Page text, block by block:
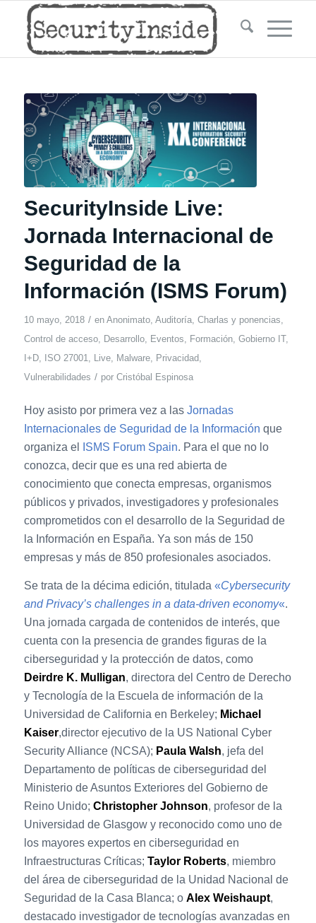
SecurityInside Live:
Jornada Internacional de
Seguridad de la
Información (ISMS Forum)
10 mayo, 2018 / en Anonimato, Auditoría, Charlas y ponencias
Control de acceso, Desarrollo, Eventos Formación, Gobierno IT,
I+D, ISO 27001 Live, Malware, Privacidad,
Vulnerabilidades / por Cristóbal Espinosa
Hoy asisto por primera vez a las Jornadas
Internacionales de Seguridad de la Información que
organiza el
ISMS Forum Spain. Para el que no lo
conozca, decir que es una red abierta de
conocimiento que conecta empresas, organismos
públicos y privados, investigadores y profesionales
comprometidos con el desarrollo de la Seguridad de
la Información en España. Ya son más de 150
empresas y más de 850 profesionales asociados.
Se trata de la décima edición, titulada «Cybersecurity
and Privacy’s challenges in a data-driven economy«.
Una jornada cargada de contenidos de interés, que
cuenta con la presencia de grandes figuras de la
ciberseguridad y la protección de datos, como
Deirdre K. Mulligan, directora del Centro de Derecho
y Tecnología de la Escuela de información de la
Universidad de California en Berkeley; Michael
Kaiser,director ejecutivo de la US National Cyber
Security Alliance (NCSA); Paula Walsh, jefa del
Departamento de políticas de ciberseguridad del
Ministerio de Asuntos Exteriores del Gobierno de
Reino Unido; Christopher Johnson, profesor de la
Universidad de Glasgow y reconocido como uno de
los mayores expertos en ciberseguridad en
Infraestructuras Críticas; Taylor Roberts, miembro
del área de ciberseguridad de la Unidad Nacional de
Seguridad de la Casa Blanca; o Alex Weishaupt,
destacado investigador de tecnologías avanzadas en